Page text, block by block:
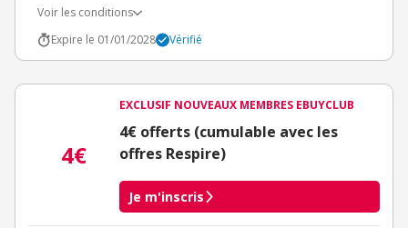
Voir les conditions
Expire le 01/01/2028
Vérifié
4€
EXCLUSIF NOUVEAUX MEMBRES EBUYCLUB
4€ offerts (cumulable avec les
offres Respire)
Je m'inscris